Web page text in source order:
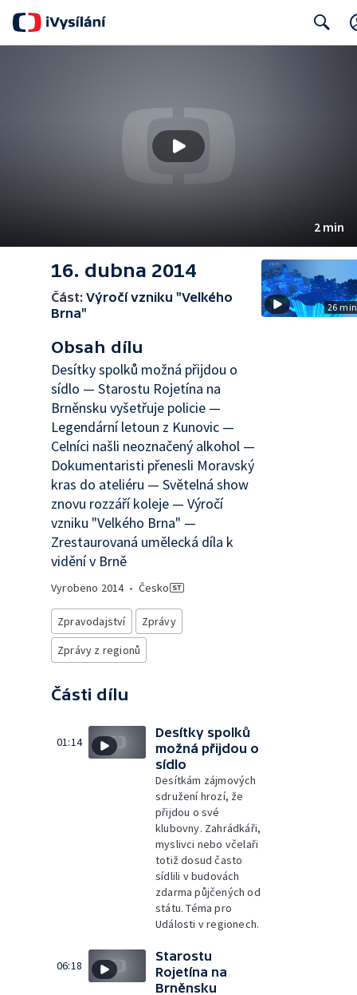
2 min
16. dubna 2014
Část: Výročí vzniku "Velkého
Brna"
Obsah dílu
Desítky spolků možná přijdou o
sídlo — Starostu Rojetína na
Brněnsku vyšetřuje policie —
Legendární letoun z Kunovic —
Celníci našli neoznačený alkohol —
Dokumentaristi přenesli Moravský
kras do ateliéru — Světelná show
znovu rozzáří koleje — Výročí
vzniku "Velkého Brna" —
Zrestaurovaná umělecká díla k
vidění v Brně
Vyrobeno 2014• Česko
Zpravodajství
Zprávy
Zprávy z regionů
Části dílu
01:14
Desítky spolků
možná přijdou o
sídlo
Desítkám zájmových
sdružení hrozí, že
přijdou o své
klubovny. Zahrádkáři,
myslivci nebo včelaři
totiž dosud často
sídlili v budovách
zdarma půjčených od
státu. Téma pro
Události v regionech.
06:18
Starostu
Rojetína na
Brněnsku
26 min